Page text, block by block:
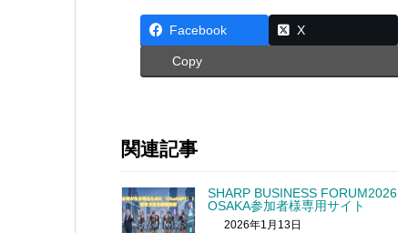
Facebook X
Copy
関連記事
SHARP BUSINESS FORUM2026
OSAKA参加者様専用サイト
2026年1月13日